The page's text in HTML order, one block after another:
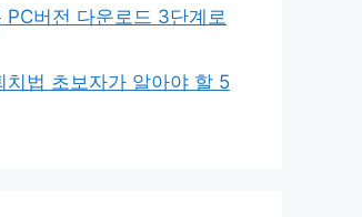
PC버전 다운로드 3단계로
치법 초보자가 알아야 할 5